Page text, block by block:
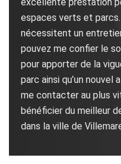
espaces verts et
nécessitent un
pouvez me confier le
pour apporter de la
parc ainsi qu’un
me contacter au plus
bénéficier du meilleur
dans la ville de